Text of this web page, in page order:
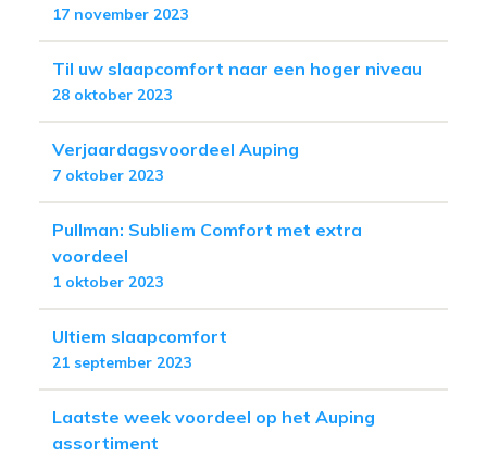
17 november 2023
Til uw slaapcomfort naar een hoger niveau
28 oktober 2023
Verjaardagsvoordeel Auping
7 oktober 2023
Pullman: Subliem Comfort met extra
voordeel
1 oktober 2023
Ultiem slaapcomfort
21 september 2023
Laatste week voordeel op het Auping
assortiment